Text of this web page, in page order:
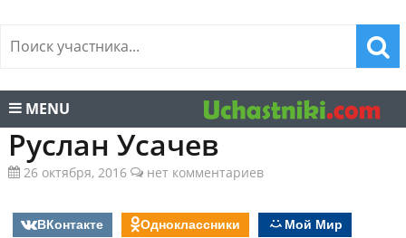
MENU
Руслан Усачев
26 октября, 2016 нет комментариев
ВКонтакте Одноклассники
Мой Мир